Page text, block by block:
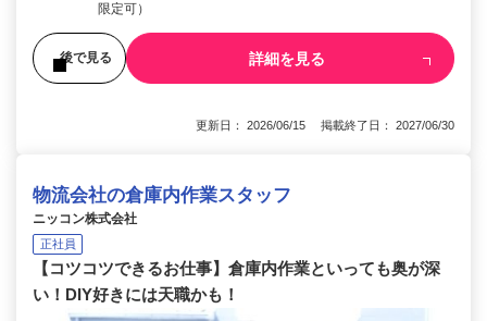
限定可）
後で見る 詳細を見る
更新日： 2026/06/15 掲載終了日： 2027/06/30
物流会社の倉庫内作業スタッフ
ニッコン株式会社
正社員
【コツコツできるお仕事】倉庫内作業といっても奥が深
い！DIY好きには天職かも！